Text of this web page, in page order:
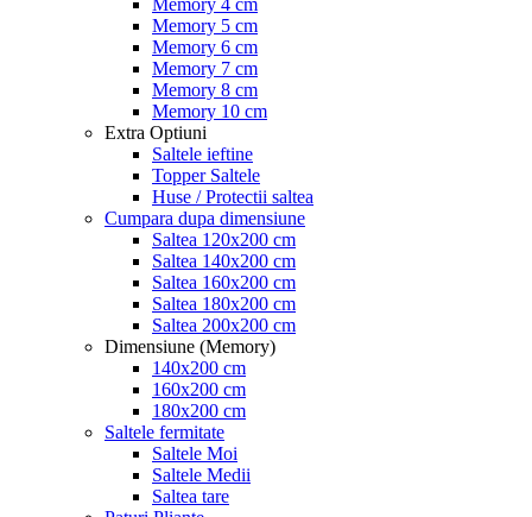
Memory 5 cm
Memory 6 cm
Memory 7 cm
Memory 8 cm
Memory 10 cm
Extra Optiuni
Saltele ieftine
Topper Saltele
Huse / Protectii saltea
Cumpara dupa dimensiune
Saltea 120x200 cm
Saltea 140x200 cm
Saltea 160x200 cm
Saltea 180x200 cm
Saltea 200x200 cm
Dimensiune (Memory)
140x200 cm
160x200 cm
180x200 cm
Saltele fermitate
Saltele Moi
Saltele Medii
Saltea tare